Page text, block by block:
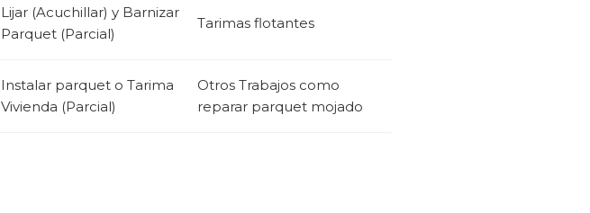
Lijar (Acuchillar) y Barnizar
Parquet (Parcial)
Tarimas flotantes
Instalar parquet o Tarima
Vivienda (Parcial)
Otros Trabajos como
reparar parquet mojado